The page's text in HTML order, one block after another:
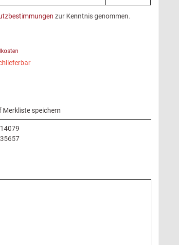
zur Kenntnis genommen.
Merkliste speichern